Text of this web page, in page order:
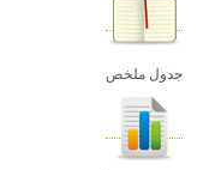
جدول ملخص